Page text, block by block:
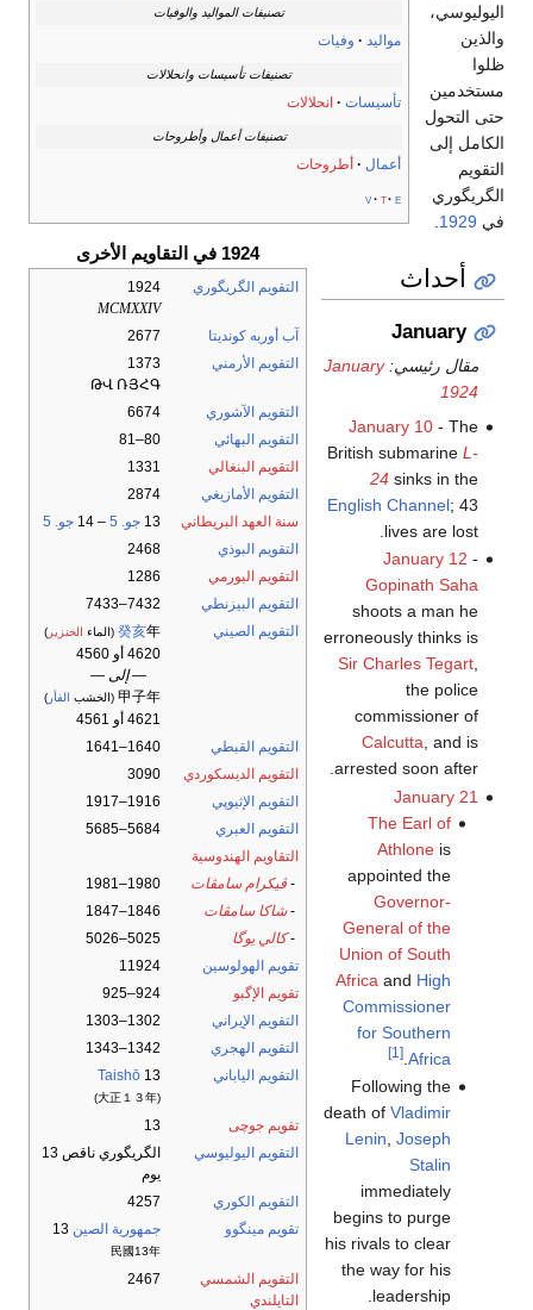
تصنيفات المواليد والوفيات
مواليد وفيات
تصنيفات تأسيسات وانحلالات
تأسيسات انحلالات
تصنيفات أعمال وأطروحات
أعمال أطروحات
v t e
1924 في التقاويم الأخرى
التقويم الگريگوري
1924
MCMXXIV
آب أوربه كونديتا
2677
التقويم الأرمني
1373
ԹՎ ՌՅՀԳ
التقويم الآشوري
6674
التقويم البهائي
80–81
التقويم البنغالي
1331
التقويم الأمازيغي
2874
سنة العهد البريطاني
13 جو. 5 – 14
جو. 5
التقويم البوذي
2468
التقويم البورمي
1286
التقويم البيزنطي
7432–7433
التقويم الصيني
癸亥年 (الماء الخنزير )
4620 أو 4560
— إلى —
甲子年 (الخشب الفأر )
4621 أو 4561
التقويم القبطي
1640–1641
التقويم الديسكوردي
3090
التقويم الإثيوپي
1916–1917
التقويم العبري
5684–5685
التقاويم الهندوسية
- ڤيكرام سامڤات
1980–1981
-شاكا سامڤات
1846–1847
-كالي يوگا
5025–5026
تقويم الهولوسين
11924
تقويم الإگبو
924–925
التقويم الإيراني
1302–1303
التقويم الهجري
1342–1343
التقويم الياباني
Taishō 13
(大正１３年)
تقويم جوچى
13
التقويم اليوليوسي
الگريگوري ناقص 13
يوم
التقويم الكوري
4257
تقويم مينگوو
جمهورية الصين
民國13年
التقويم الشمسي
التايلندي
2467
اليوليوسي،
والذين
ظلوا
مستخدمين
حتى التحول
الكامل إلى
التقويم
الگريگوري
في 1929
أحداث
January
مقال رئيسي:January
1924
January 10- The
British submarine L-
24sinks in the
English Channel; 43
lives are lost.
January 12 -
Gopinath Saha
shoots a man he
erroneously thinks is
Sir Charles Tegart,
the police
commissioner of
Calcutta, and is
arrested soon after.
January 21
The Earl of
Athlone is
appointed the
Governor-
General of the
Union of South
Africa and High
Commissioner
for Southern
Africa
.
[1]
Following the
death ofVladimir
Lenin ,Joseph
Stalin
immediately
begins to purge
his rivals to clear
the way for his
leadership.